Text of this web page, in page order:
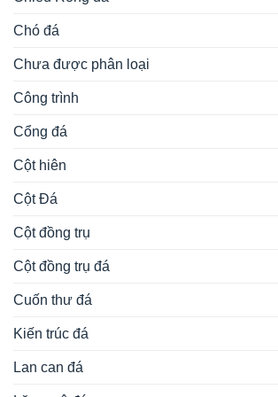
Chó đá
Chưa được phân loại
Công trình
Cổng đá
Cột hiên
Cột Đá
Cột đồng trụ
Cột đồng trụ đá
Cuốn thư đá
Kiến trúc đá
Lan can đá